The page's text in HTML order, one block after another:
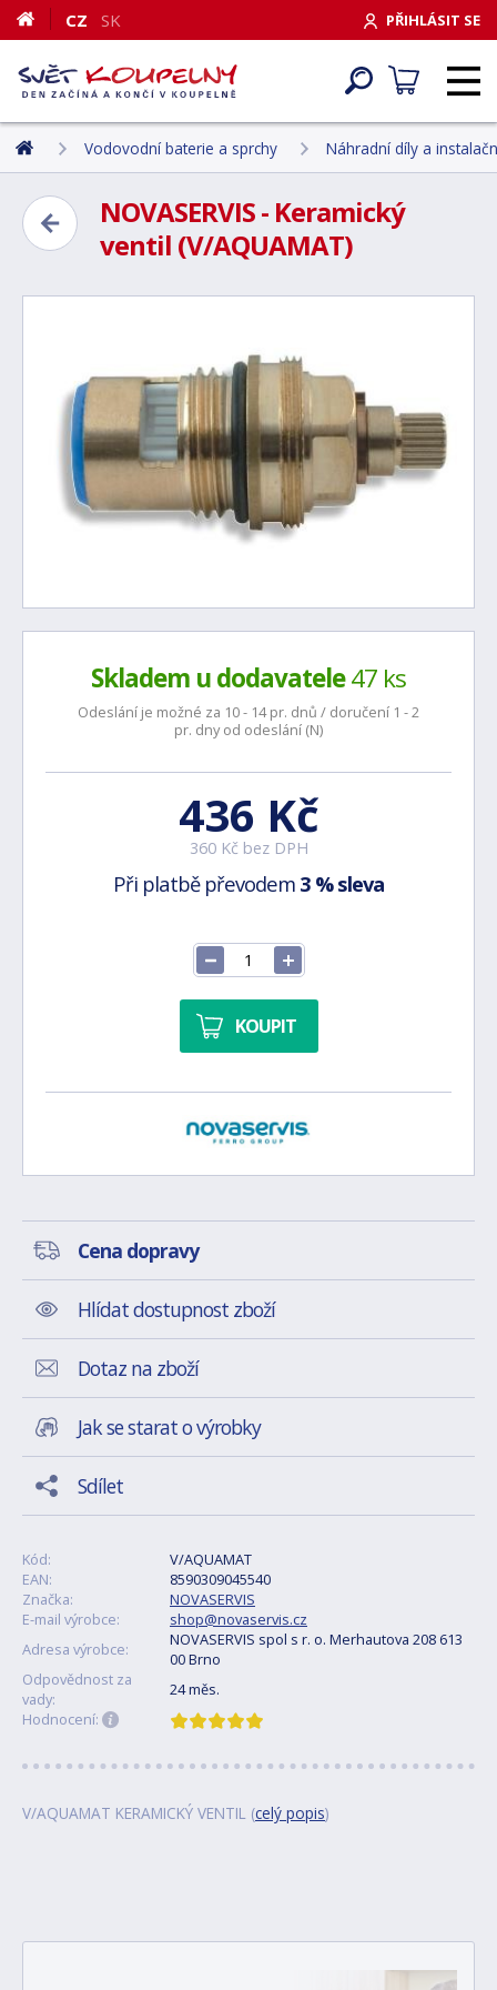
PŘIHLÁSIT SE
CZ SK
Vodovodní baterie a sprchy Náhradní díly a
NOVASERVIS - Keramický
ventil (V/AQUAMAT)
Skladem u dodavatele47 ks
Odeslání je možné za 10 - 14 pr. dnů / doručení 1 - 2
pr. dny od odeslání (N)
436 Kč
360 Kč bez DPH
Při platbě převodem 3 % sleva
KOUPIT
Cena dopravy
Hlídat dostupnost zboží
Dotaz na zboží
Jak se starat o výrobky
Sdílet
Kód:
V/AQUAMAT
EAN:
8590309045540
Značka:
NOVASERVIS
E-mail výrobce:
shop@novaservis.cz
Adresa výrobce:
NOVASERVIS spol s r. o. Merhautova 208 613
00 Brno
Odpovědnost za
vady:
24 měs.
Hodnocení:
V/AQUAMAT KERAMICKÝ VENTIL (celý popis)